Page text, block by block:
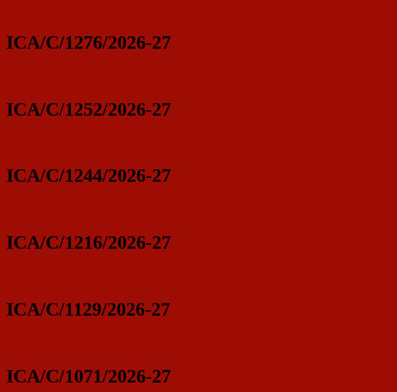
ICA/C/1276/2026-27
ICA/C/1252/2026-27
ICA/C/1244/2026-27
ICA/C/1216/2026-27
ICA/C/1129/2026-27
ICA/C/1071/2026-27